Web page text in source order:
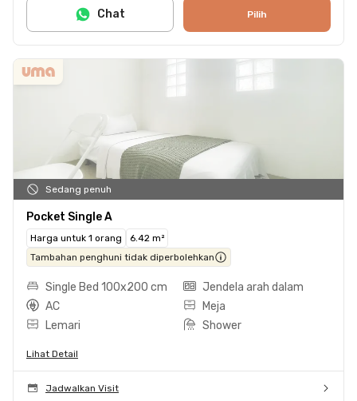
Pilih
Chat
Sedang penuh
Pocket Single A
Harga untuk 1 orang
6.42 m²
Tambahan penghuni tidak diperbolehkan
Single Bed 100x200 cm
Jendela arah dalam
AC
Meja
Lemari
Shower
Lihat Detail
Jadwalkan Visit